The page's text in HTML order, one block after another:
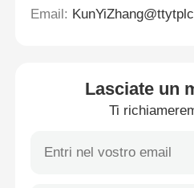
Email:
Lasciate un
Ti